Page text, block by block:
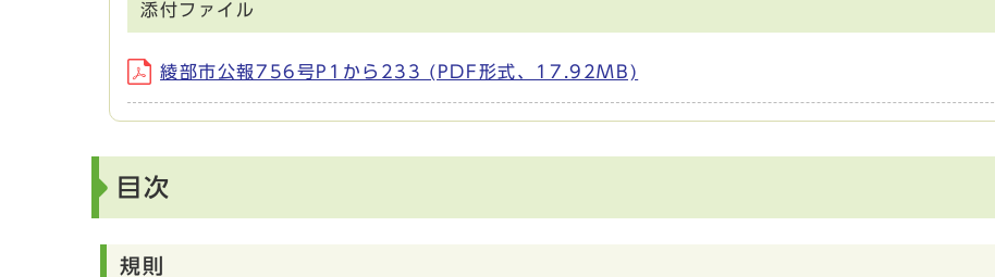
添付ファイル
綾部市公報756号P1から233 (PDF形式、17.92MB)
目次
規則